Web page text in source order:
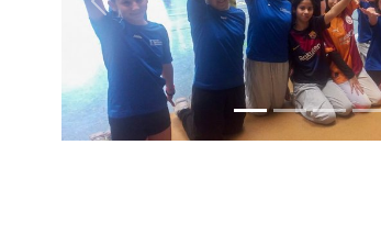
zurück